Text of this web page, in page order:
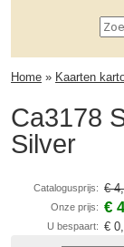
Home » Kaarten
Ca3178
Silver
Catalogusprijs: €
Onze prijs: €
U bespaart: €